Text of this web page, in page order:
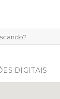
DIGITAIS